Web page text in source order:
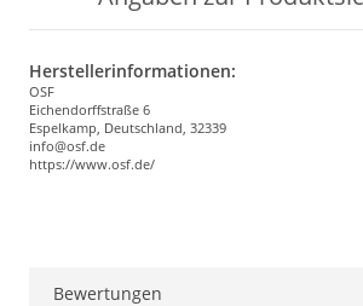
Herstellerinformationen:
OSF
Eichendorffstraße 6
Espelkamp, Deutschland, 32339
info@osf.de
https://www.osf.de/
Bewertungen